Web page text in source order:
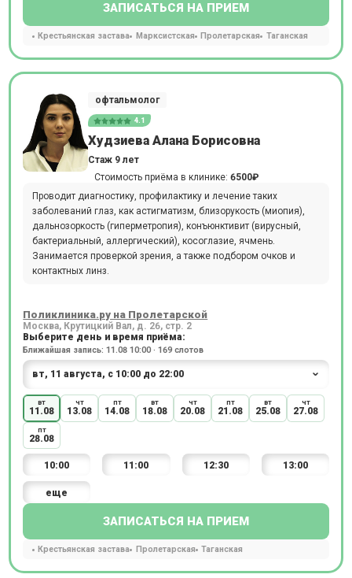
ЗАПИСАТЬСЯ НА ПРИЕМ
Крестьянская застава Марксистская Пролетарская Таганская
офтальмолог
4.1
Худзиева Алана Борисовна
Стаж 9 лет
Стоимость приёма в клинике: 6500₽
Проводит диагностику, профилактику и лечение таких
заболеваний глаз, как астигматизм, близорукость (миопия),
дальнозоркость (гиперметропия), конъюнктивит (вирусный,
бактериальный, аллергический), косоглазие, ячмень.
Занимается проверкой зрения, а также подбором очков и
контактных линз.
Поликлиника.ру на Пролетарской
Москва, Крутицкий Вал, д. 26, стр. 2
Выберите день и время приёма:
Ближайшая запись: 11.08 10:00 · 169 слотов
вт
11.08
чт
13.08
пт
14.08
вт
18.08
чт
20.08
пт
21.08
вт
25.08
чт
27.08
пт
28.08
10:00 11:00 12:30 13:00
еще
ЗАПИСАТЬСЯ НА ПРИЕМ
Крестьянская застава Пролетарская Таганская